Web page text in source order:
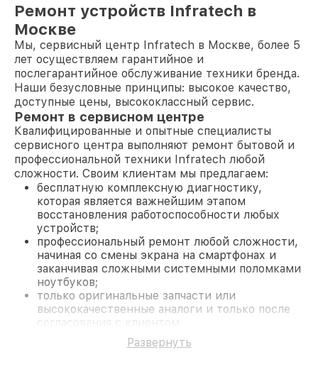
Ремонт устройств Infratech в
Москве
Мы, сервисный центр Infratech в Москве, более 5
лет осуществляем гарантийное и
послегарантийное обслуживание техники бренда.
Наши безусловные принципы: высокое качество,
доступные цены, высококлассный сервис.
Ремонт в сервисном центре
Квалифицированные и опытные специалисты
сервисного центра выполняют ремонт бытовой и
профессиональной техники Infratech любой
сложности. Своим клиентам мы предлагаем:
бесплатную комплексную диагностику,
которая является важнейшим этапом
восстановления работоспособности любых
устройств;
профессиональный ремонт любой сложности,
начиная со смены экрана на смартфонах и
заканчивая сложными системными поломками
ноутбуков;
только оригинальные запчасти или
высококачественные аналоги и только после
согласования с клиентом.
На все работы и замененные комплектующие
предоставляется длительная гарантия. В случае
Развернуть